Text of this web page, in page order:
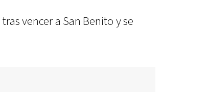
vencer a San Benito y se